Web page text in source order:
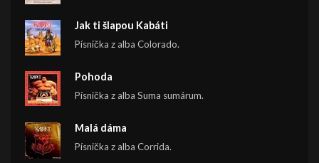
Jak ti šlapou Kabáti
Písnička z alba Colorado.
Pohoda
Písnička z alba Suma sumárum.
Malá dáma
Písnička z alba Corrida.